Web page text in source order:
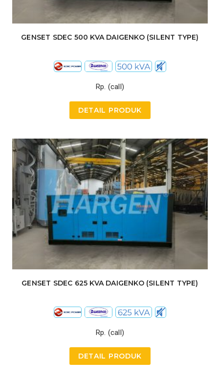
GENSET SDEC 500 KVA DAIGENKO (SILENT TYPE)
Rp. (call)
DETAIL PRODUK
GENSET SDEC 625 KVA DAIGENKO (SILENT TYPE)
Rp. (call)
DETAIL PRODUK